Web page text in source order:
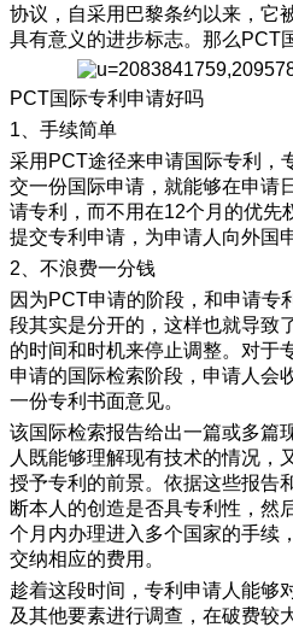
协议，自采用巴黎条约以来，它
具有意义的进步标志。那么PCT
PCT国际专利申请好吗
1、手续简单
采用 PCT途径来申请国际专利，
交一份国际申请，就能够在申请
请专利，而不用在12个月的优先
提交专利申请，为申请人向外国
2、不浪费一分钱
因为PCT申请的阶段，和申请专
段其实是分开的，这样也就导致
的时间和时机来停止调整。对于
申请的国际检索阶段，申请人会
一份专利书面意见。
该国际检索报告给出一篇或多篇
人既能够理解现有技术的情况，
授予专利的前景。依据这些报告
断本人的创造是否具专利性，然
个月内办理进入多个国家的手续
交纳相应的费用。
趁着这段时间，专利申请人能够
及其他要素进行调查，在破费较